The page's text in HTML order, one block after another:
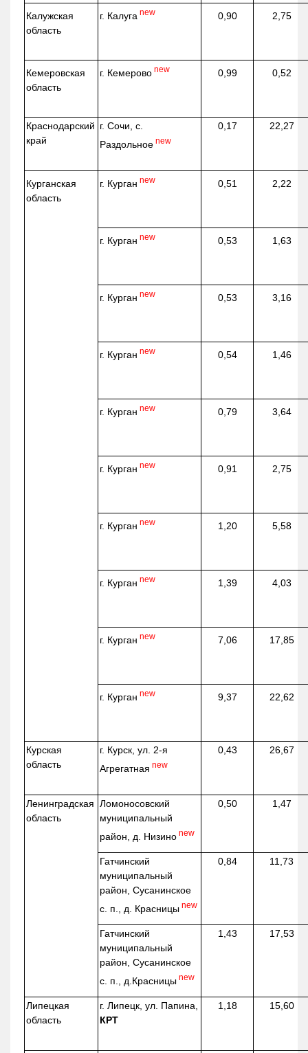
Калужская
область
г. Калуга new 0,90 2,75
Кемеровская
область
г. Кемерово new 0,99 0,52
Краснодарский
край
г. Сочи, с.
Раздольное new
0,17 22,27
Курганская
область
г. Курган new 0,51 2,22
г. Курган new 0,53 1,63
г. Курган new 0,53 3,16
г. Курган new 0,54 1,46
г. Курган new 0,79 3,64
г. Курган new 0,91 2,75
г. Курган new 1,20 5,58
г. Курган new 1,39 4,03
г. Курган new 7,06 17,85
г. Курган new 9,37 22,62
Курская
область
г. Курск, ул. 2-я
Агрегатная new
0,43 26,67
Ленинградская
область
Ломоносовский
муниципальный
район, д. Низино new
0,50 1,47
Гатчинский
муниципальный
район, Сусанинское
с. п., д. Красницы new
0,84 11,73
Гатчинский
муниципальный
район, Сусанинское
с. п., д.Красницы new
1,43 17,53
Липецкая
область
г. Липецк, ул. Папина,
КРТ
1,18 15,60